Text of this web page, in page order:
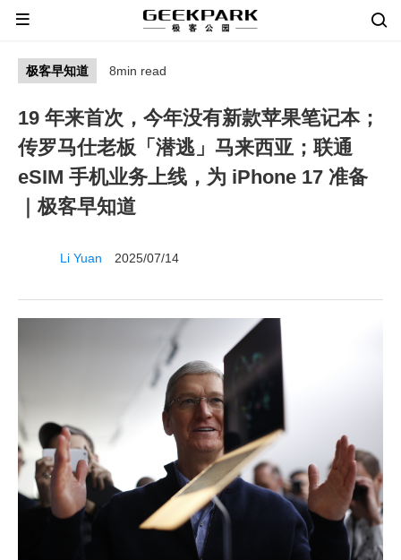
极客早知道 8min read
19 年来首次，今年没有新款苹果笔记本；
传罗马仕老板「潜逃」马来西亚；联通
eSIM 手机业务上线，为 iPhone 17 准备
｜极客早知道
Li Yuan 2025/07/14